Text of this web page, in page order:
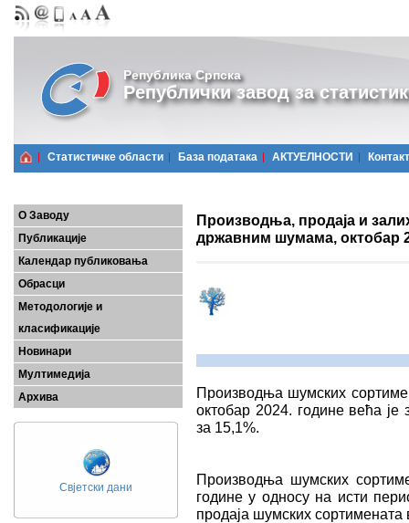
Република Српска
Републички завод за
Статистичке области Базa података АКТУЕЛНОСТИ Контакт
О Заводу
Публикације
Календар публиковања
Обрасци
Методологије и
класификације
Новинари
Мултимедија
Архива
Свјетски дани
Производња, продаја и
државним шумама, октобар
Производња шумских
октобар 2024. године већа
за 15,1%.
Производња шумских
године у односу на исти
продаја шумских сортимената